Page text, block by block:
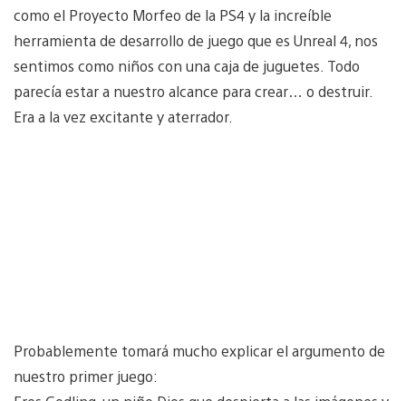
como el Proyecto Morfeo de la PS4 y la increíble
herramienta de desarrollo de juego que es Unreal 4, nos
sentimos como niños con una caja de juguetes. Todo
parecía estar a nuestro alcance para crear… o destruir.
Era a la vez excitante y aterrador.
Probablemente tomará mucho explicar el argumento de
nuestro primer juego: